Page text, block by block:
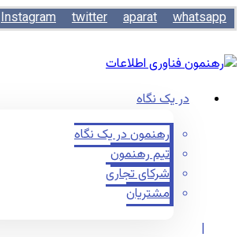
Instagram twitter aparat whatsapp
در یک نگاه
رهنمون در یک نگاه
تیم رهنمون
شرکای تجاری
مشتریان